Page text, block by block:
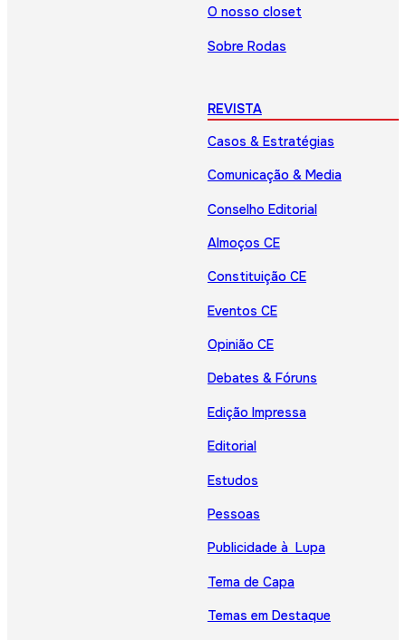
O nosso closet
Sobre Rodas
REVISTA
Casos & Estratégias
Comunicação & Media
Conselho Editorial
Almoços CE
Constituição CE
Eventos CE
Opinião CE
Debates & Fóruns
Edição Impressa
Editorial
Estudos
Pessoas
Publicidade à Lupa
Tema de Capa
Temas em Destaque